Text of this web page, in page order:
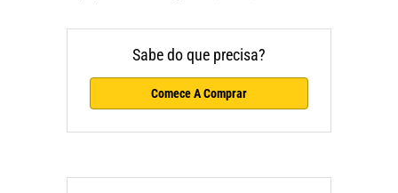
Sabe do que precisa?
Comece A Comprar